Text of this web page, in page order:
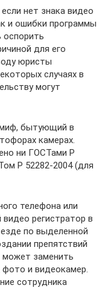
нет знака видео
и ошибки программы
оспорить
для его
юристы
случаях в
могут
миф, бытующий в
камерах.
ни ГОСТами Р
Р 52282-2004 (для
телефона или
регистратор в
по выделенной
препятствий
может заменить
и видеокамер.
сотрудника